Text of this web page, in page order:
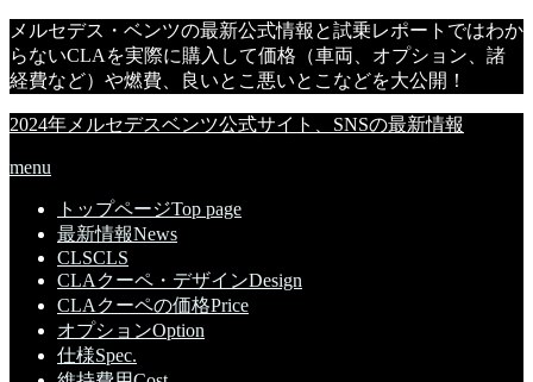
メルセデス・ベンツの最新公式情報と試乗レポートではわか
らないCLAを実際に購入して価格（車両、オプション、諸
経費など）や燃費、良いとこ悪いとこなどを大公開！
2024年メルセデスベンツ公式サイト、SNSの最新情報
menu
トップページTop page
最新情報News
CLSCLS
CLAクーペ・デザインDesign
CLAクーペの価格Price
オプションOption
仕様Spec.